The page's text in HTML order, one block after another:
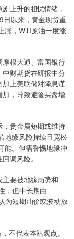
上升的担忧情绪，
日以来，黄金现货重
涨，WTI原油一度涨
根大通、富国银行
财期货在研报中分
上美联储对降息谨
，导致避险买盘增
贵金属短期或维持
地缘风险持续且宽松
能。但需警惕地缘冲
调风险。
要被地缘局势和
，但中长期由
为短期油价或波动放
不代表本站观点。